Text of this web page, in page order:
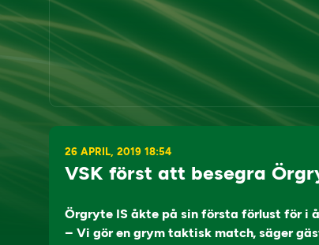
26 APRIL, 2019 18:54
VSK först att besegra
Örgryte IS åkte på sin första förlust för i
– Vi gör en grym taktisk match, säger